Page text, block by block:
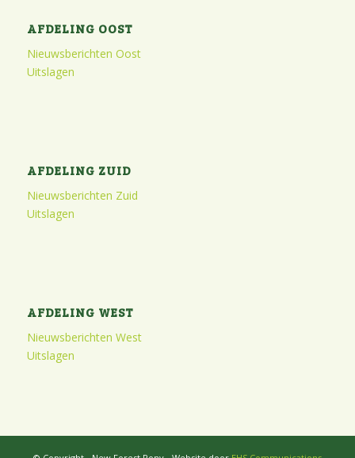
AFDELING OOST
Nieuwsberichten Oost
Uitslagen
AFDELING ZUID
Nieuwsberichten Zuid
Uitslagen
AFDELING WEST
Nieuwsberichten West
Uitslagen